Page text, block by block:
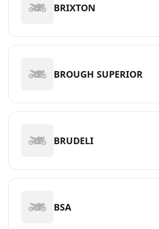
BRIXTON
BROUGH SUPERIOR
BRUDELI
BSA